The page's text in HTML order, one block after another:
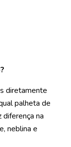
diretamente
palheta de
na
neblina e